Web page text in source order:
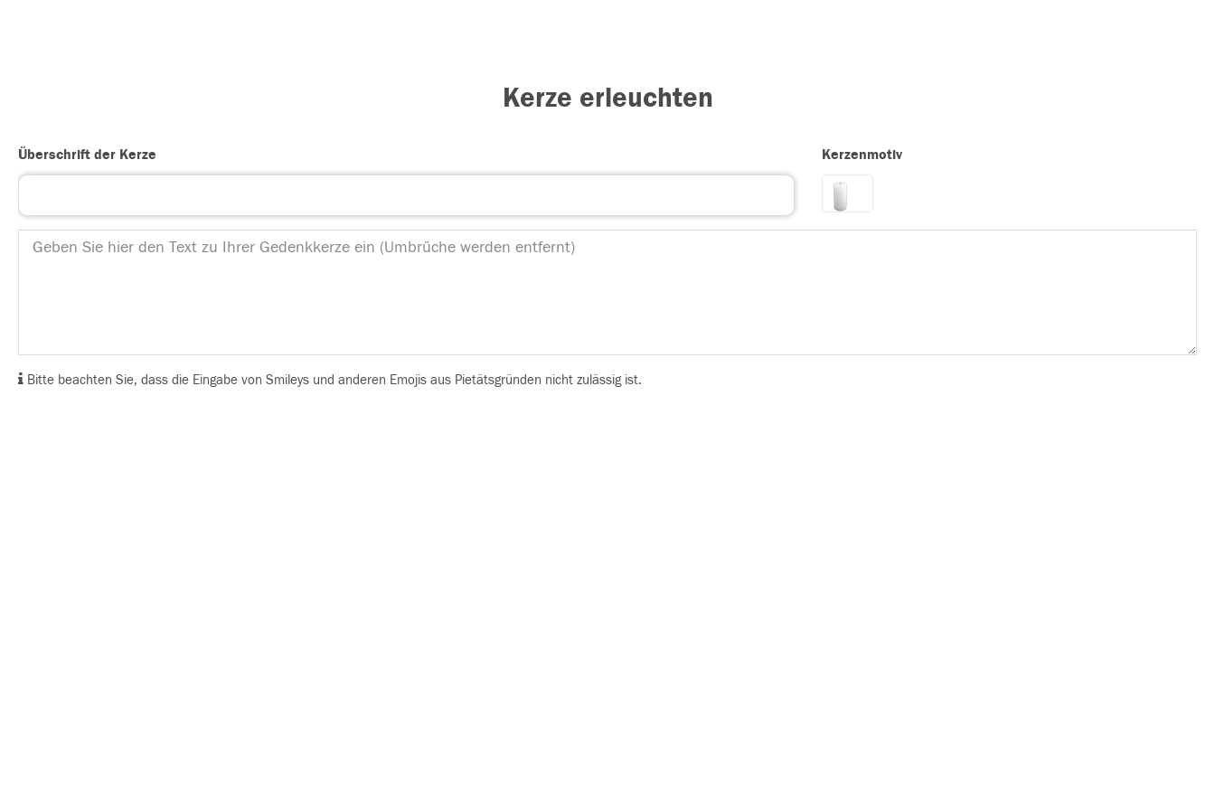
Kerze erleuchten
Überschrift der Kerze Kerzenmotiv
Bitte beachten Sie, dass die Eingabe von Smileys und anderen Emojis aus Pietätsgründen nicht zulässig ist.